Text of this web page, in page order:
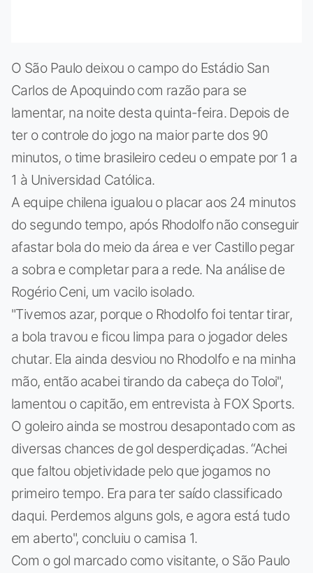
O São Paulo deixou o campo do Estádio San
Carlos de Apoquindo com razão para se
lamentar, na noite desta quinta-feira. Depois de
ter o controle do jogo na maior parte dos 90
minutos, o time brasileiro cedeu o empate por 1 a
1 à Universidad Católica.
A equipe chilena igualou o placar aos 24 minutos
do segundo tempo, após Rhodolfo não conseguir
afastar bola do meio da área e ver Castillo pegar
a sobra e completar para a rede. Na análise de
Rogério Ceni, um vacilo isolado.
"Tivemos azar, porque o Rhodolfo foi tentar tirar,
a bola travou e ficou limpa para o jogador deles
chutar. Ela ainda desviou no Rhodolfo e na minha
mão, então acabei tirando da cabeça do Toloi",
lamentou o capitão, em entrevista à FOX Sports.
O goleiro ainda se mostrou desapontado com as
diversas chances de gol desperdiçadas. “Achei
que faltou objetividade pelo que jogamos no
primeiro tempo. Era para ter saído classificado
daqui. Perdemos alguns gols, e agora está tudo
em aberto", concluiu o camisa 1.
Com o gol marcado como visitante, o São Paulo